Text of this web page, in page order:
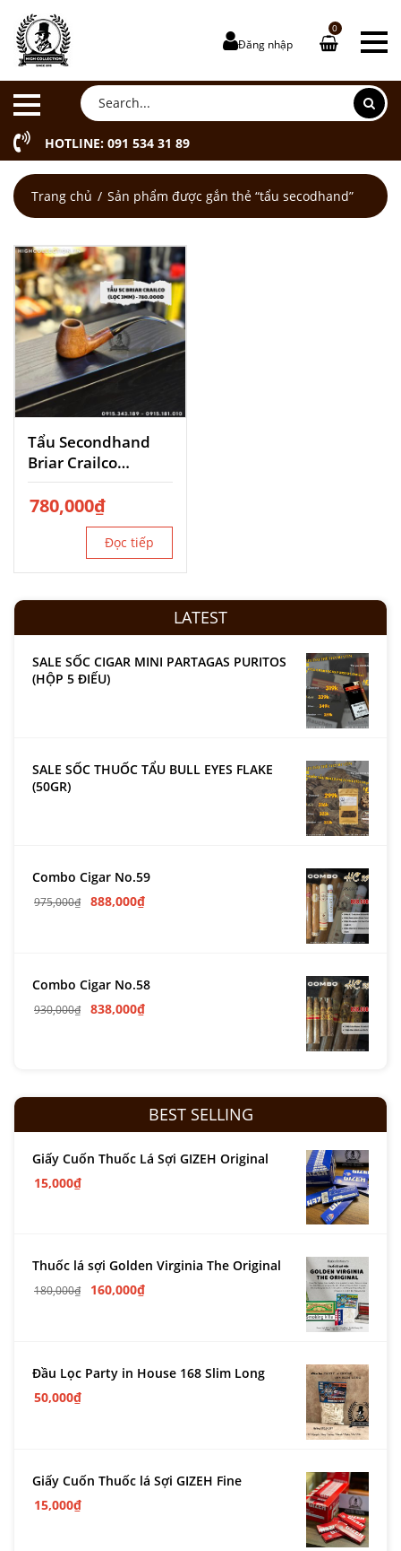
Đăng nhập
0
HOTLINE: 091 534 31 89
Trang chủ Sản phẩm được gắn thẻ “tẩu secodhand”
Tẩu Secondhand
Briar Crailco
Stclaude
780,000₫
Đọc tiếp
LATEST
SALE SỐC CIGAR MINI PARTAGAS PURITOS
(HỘP 5 ĐIẾU)
SALE SỐC THUỐC TẨU BULL EYES FLAKE
(50GR)
Combo Cigar No.59
975,000₫ 888,000₫
Combo Cigar No.58
930,000₫ 838,000₫
BEST SELLING
Giấy Cuốn Thuốc Lá Sợi GIZEH Original
15,000₫
Thuốc lá sợi Golden Virginia The Original
180,000₫ 160,000₫
Đầu Lọc Party in House 168 Slim Long
50,000₫
Giấy Cuốn Thuốc lá Sợi GIZEH Fine
15,000₫